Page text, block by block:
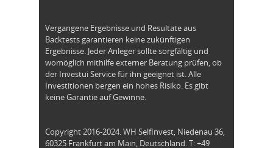
Vergangene Ergebnisse und Resultate aus
Backtests garantieren keine zukünftigen
Ergebnisse. Jeder Anleger sollte sorgfältig und
womöglich mithilfe externer Beratung prüfen, ob
der Investui Service für ihn geeignet ist. Alle
Investitionen bergen ein hohes Risiko. Es gibt
keine Garantie auf Gewinne.
Copyright 2016-2024. WH SelfInvest, Niedenau 36,
60325 Frankfurt am Main, Deutschland. T: +49